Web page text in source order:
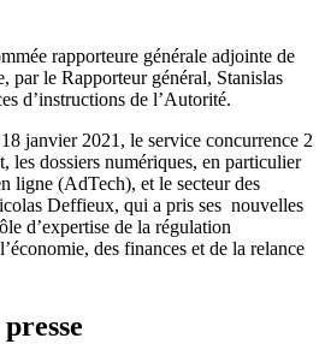
rapporteure générale adjointe de
par le Rapporteur général, Stanislas
d’instructions de l’Autorité.
janvier 2021, le service concurrence 2
les dossiers numériques, en particulier
ligne (AdTech), et le secteur des
Deffieux, qui a pris ses nouvelles
d’expertise de la régulation
des finances et de la relance